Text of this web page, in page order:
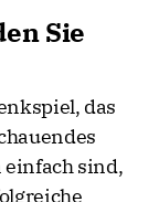
Sie
das
einfach sind,